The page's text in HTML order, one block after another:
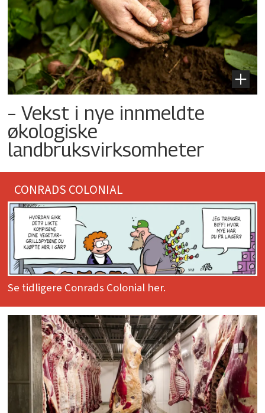
– Vekst i nye innmeldte
økologiske
landbruksvirksomheter
CONRADS COLONIAL
Se tidligere Conrads Colonial her.